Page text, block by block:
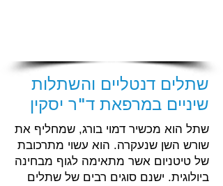
שתלים דנטליים והשתלות
שיניים במרפאת ד"ר יסקין
שתל הוא מכשיר דמוי בורג, שמחליף את
שורש השן שנעקרה. הוא עשוי מתרכובת
של טיטניום אשר מתאימה לגוף מבחינה
ביולוגית. ישנם סוגים רבים של שתלים